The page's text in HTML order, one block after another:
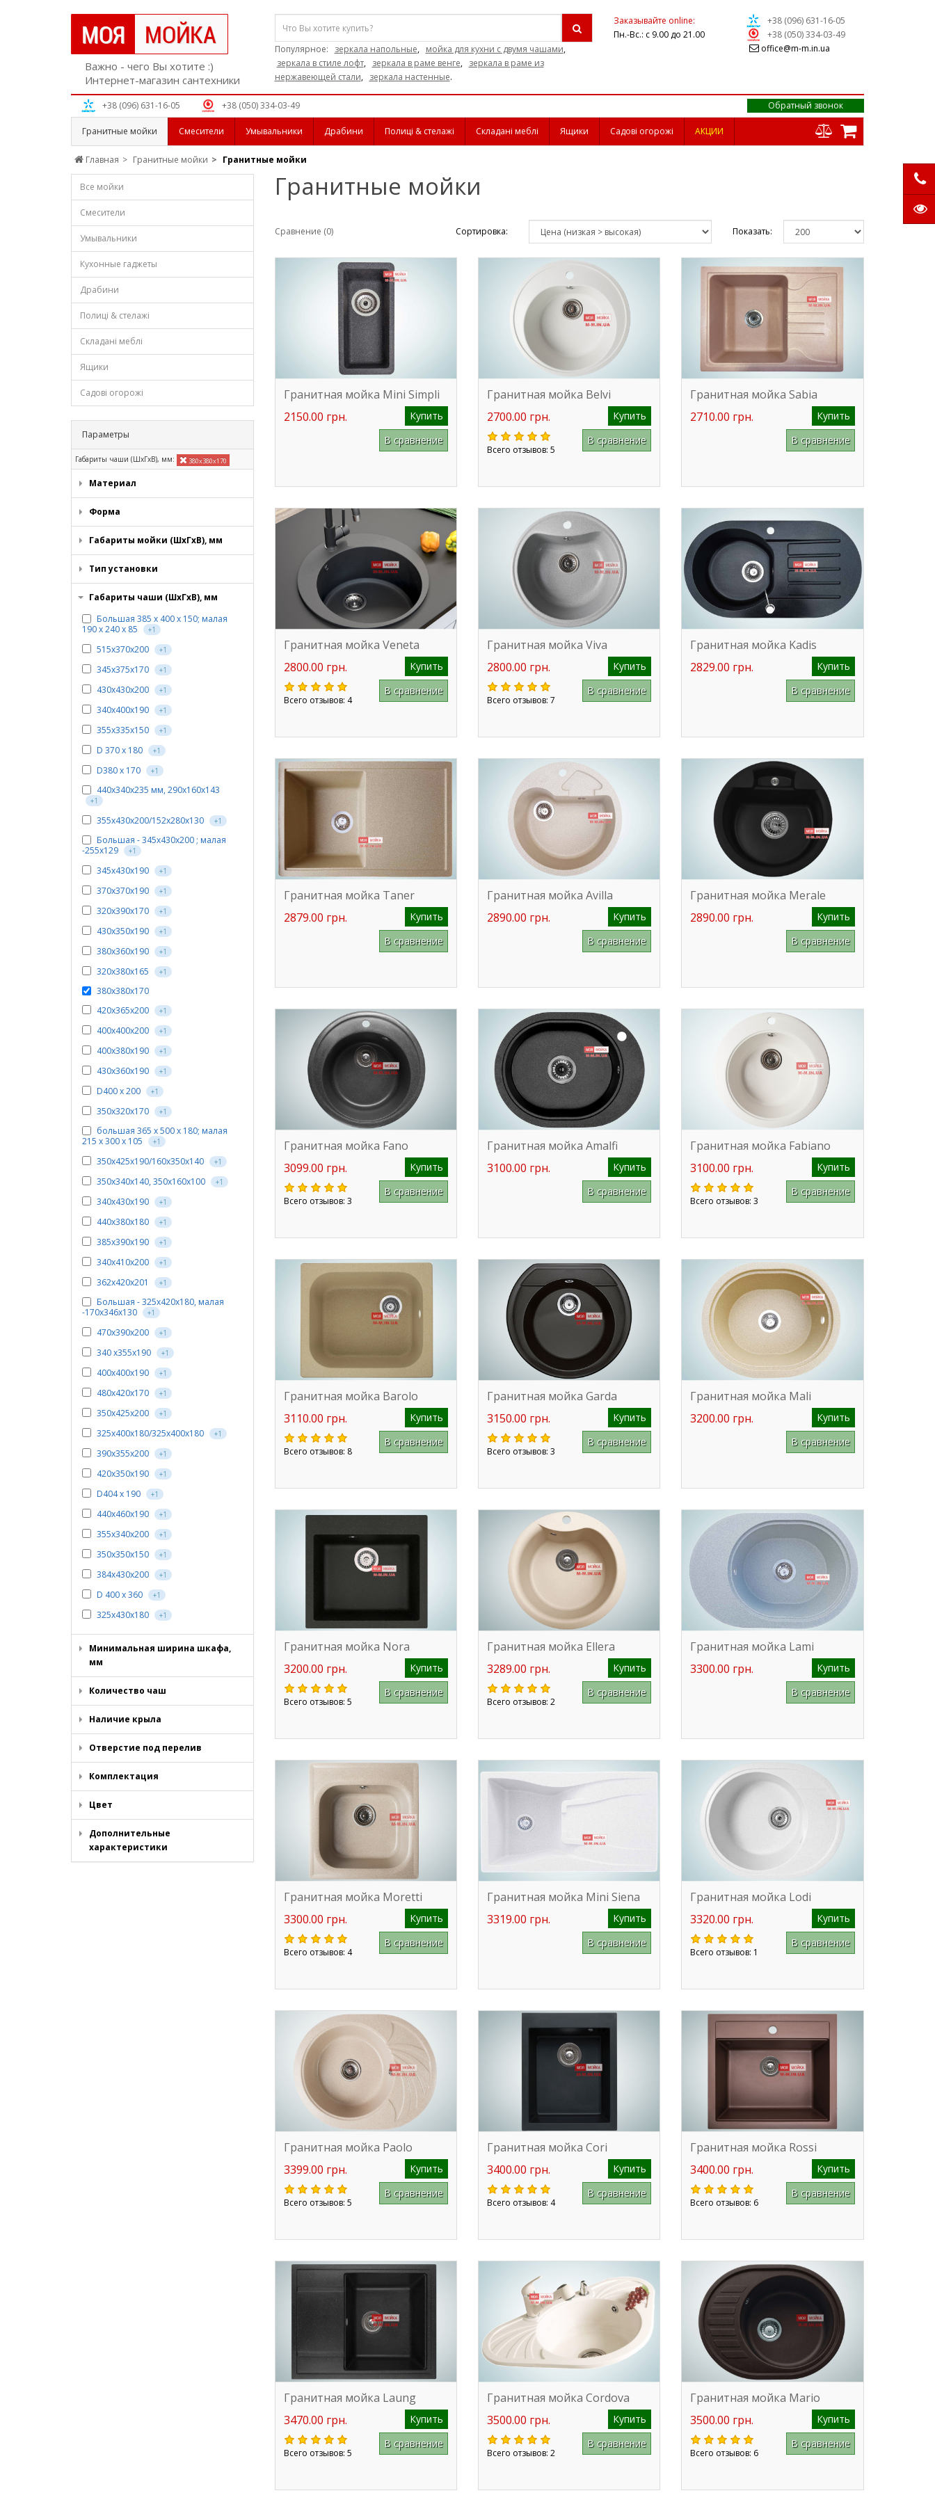
Важно - чего Вы хотите :)
Интернет-магазин сантехники
Популярное: зеркала напольные, мойка для кухни с двумя чашами,
зеркала в стиле лофт, зеркала в раме венге, зеркала в раме из
нержавеющей стали, зеркала настенные.
Заказывайте online:
Пн.-Вс.: с 9.00 до 21.00
+38 (096) 631-16-05
+38 (050) 334-03-49
office@m-m.in.ua
+38 (096) 631-16-05 +38 (050) 334-03-49 Обратный звонок
Гранитные мойки Смесители Умывальники Драбини Полиці & стелажі Складані меблі Ящики Садові огорожі АКЦИИ
Главная Гранитные мойки Гранитные мойки
Все мойки
Смесители
Умывальники
Кухонные гаджеты
Драбини
Полиці & стелажі
Складані меблі
Ящики
Садові огорожі
Параметры
Габариты чаши (ШхГхВ), мм: 380х380х170
Материал
Форма
Габариты мойки (ШхГхВ), мм
Тип установки
Габариты чаши (ШхГхВ), мм
Большая 385 х 400 х 150; малая
190 х 240 х 85
+1
515х370х200 +1
345х375х170 +1
430х430х200 +1
340х400х190 +1
355х335х150 +1
D 370 х 180 +1
D380 х 170 +1
440х340х235 мм, 290х160х143
+1
355х430х200/152х280х130 +1
Большая - 345х430х200 ; малая
-255х129
+1
345x430x190 +1
370х370х190 +1
320х390х170 +1
430х350х190 +1
380х360х190 +1
320x380x165 +1
380х380х170
420x365x200
+1
400x400x200 +1
400х380х190 +1
430х360х190 +1
D400 х 200 +1
350х320х170 +1
большая 365 х 500 х 180; малая
215 х 300 х 105
+1
350х425х190/160х350х140 +1
350х340х140, 350х160х100 +1
340x430x190 +1
440х380х180 +1
385х390х190 +1
340х410х200 +1
362х420х201 +1
Большая - 325х420х180, малая
-170х346х130
+1
470х390х200 +1
340 х355х190 +1
400х400х190 +1
480х420х170 +1
350х425х200 +1
325х400х180/325х400х180 +1
390x355x200 +1
420х350х190 +1
D404 х 190 +1
440х460х190 +1
355x340x200 +1
350х350х150 +1
384х430х200 +1
D 400 х 360 +1
325х430х180 +1
Минимальная ширина шкафа,
мм
Количество чаш
Наличие крыла
Отверстие под перелив
Комплектация
Цвет
Дополнительные
характеристики
Гранитные мойки
Сравнение (0) Сортировка: Показать:
Гранитная мойка Mini Simpli
2150.00 грн.
Купить
В сравнение
Гранитная мойка Belvi
2700.00 грн.
Купить
Всего отзывов: 5
В сравнение
Гранитная мойка Sabia
2710.00 грн.
Купить
В сравнение
Гранитная мойка Veneta
2800.00 грн.
Купить
Всего отзывов: 4
В сравнение
Гранитная мойка Viva
2800.00 грн.
Купить
Всего отзывов: 7
В сравнение
Гранитная мойка Kadis
2829.00 грн.
Купить
В сравнение
Гранитная мойка Taner
2879.00 грн.
Купить
В сравнение
Гранитная мойка Avilla
2890.00 грн.
Купить
В сравнение
Гранитная мойка Merale
2890.00 грн.
Купить
В сравнение
Гранитная мойка Fano
3099.00 грн.
Купить
Всего отзывов: 3
В сравнение
Гранитная мойка Amalfi
3100.00 грн.
Купить
В сравнение
Гранитная мойка Fabiano
3100.00 грн.
Купить
Всего отзывов: 3
В сравнение
Гранитная мойка Barolo
3110.00 грн.
Купить
Всего отзывов: 8
В сравнение
Гранитная мойка Garda
3150.00 грн.
Купить
Всего отзывов: 3
В сравнение
Гранитная мойка Mali
3200.00 грн.
Купить
В сравнение
Гранитная мойка Nora
3200.00 грн.
Купить
Всего отзывов: 5
В сравнение
Гранитная мойка Ellera
3289.00 грн.
Купить
Всего отзывов: 2
В сравнение
Гранитная мойка Lami
3300.00 грн.
Купить
В сравнение
Гранитная мойка Moretti
3300.00 грн.
Купить
Всего отзывов: 4
В сравнение
Гранитная мойка Mini Siena
3319.00 грн.
Купить
В сравнение
Гранитная мойка Lodi
3320.00 грн.
Купить
Всего отзывов: 1
В сравнение
Гранитная мойка Paolo
3399.00 грн.
Купить
Всего отзывов: 5
В сравнение
Гранитная мойка Cori
3400.00 грн.
Купить
Всего отзывов: 4
В сравнение
Гранитная мойка Rossi
3400.00 грн.
Купить
Всего отзывов: 6
В сравнение
Гранитная мойка Laung
3470.00 грн.
Купить
Всего отзывов: 5
В сравнение
Гранитная мойка Cordova
3500.00 грн.
Купить
Всего отзывов: 2
В сравнение
Гранитная мойка Mario
3500.00 грн.
Купить
Всего отзывов: 6
В сравнение